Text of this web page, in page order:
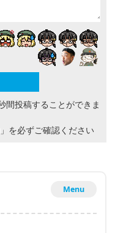
投稿することができま
を必ずご確認ください
Menu